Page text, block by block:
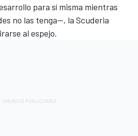
para sí misma mientras
no las tenga—, la Scuderia
al espejo.